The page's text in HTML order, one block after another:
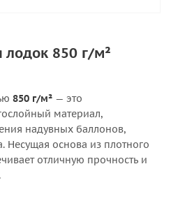
лодок 850 г/м²
850 г/м² — это
материал,
надувных баллонов,
основа из плотного
отличную прочность и